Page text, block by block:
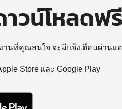
วน์โหลดฟรี
านที่คุณสนใจ จะมีแจ้งเตือนผ่าน
Store และ Google Play